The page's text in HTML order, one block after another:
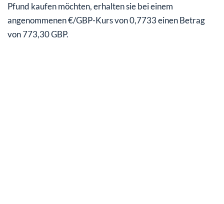
Pfund kaufen möchten, erhalten sie bei einem
angenommenen €/GBP-Kurs von 0,7733 einen Betrag
von 773,30 GBP.